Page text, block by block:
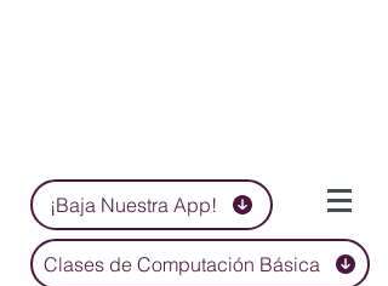
¡Baja Nuestra App!
Clases de Computación Básica